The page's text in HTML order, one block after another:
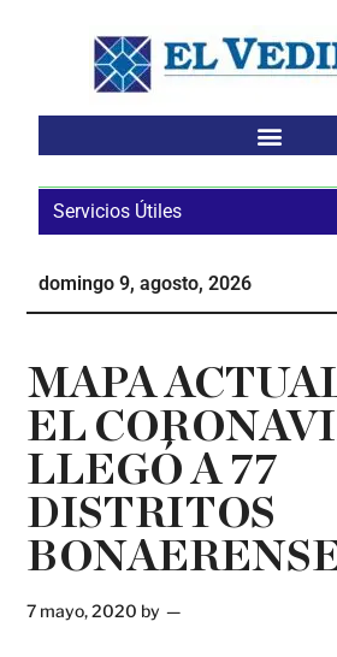
Servicios Útiles
domingo 9, agosto, 2026
MAPA
EL
LLEGÓ A 77
DISTRITOS
7 mayo, 2020 by